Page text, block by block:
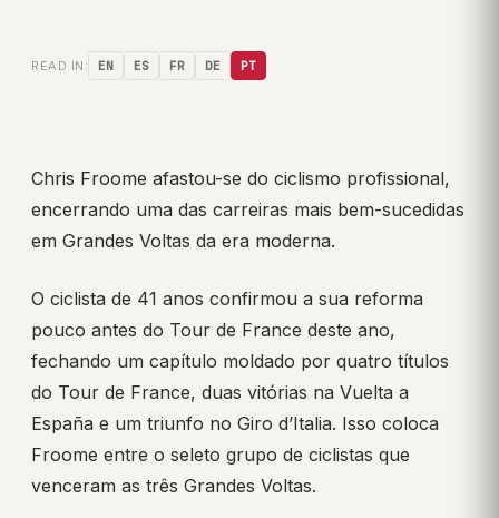
READ IN: EN ES FR DE PT
Chris Froome afastou-se do ciclismo profissional,
encerrando uma das carreiras mais bem-sucedidas
em Grandes Voltas da era moderna.
O ciclista de 41 anos confirmou a sua reforma
pouco antes do Tour de France deste ano,
fechando um capítulo moldado por quatro títulos
do Tour de France, duas vitórias na Vuelta a
España e um triunfo no Giro d’Italia. Isso coloca
Froome entre o seleto grupo de ciclistas que
venceram as três Grandes Voltas.